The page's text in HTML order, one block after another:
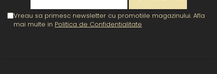
Vreau sa primesc newsletter cu promotiile magazinului. Afla
mai multe in Politica de Confidentialitate